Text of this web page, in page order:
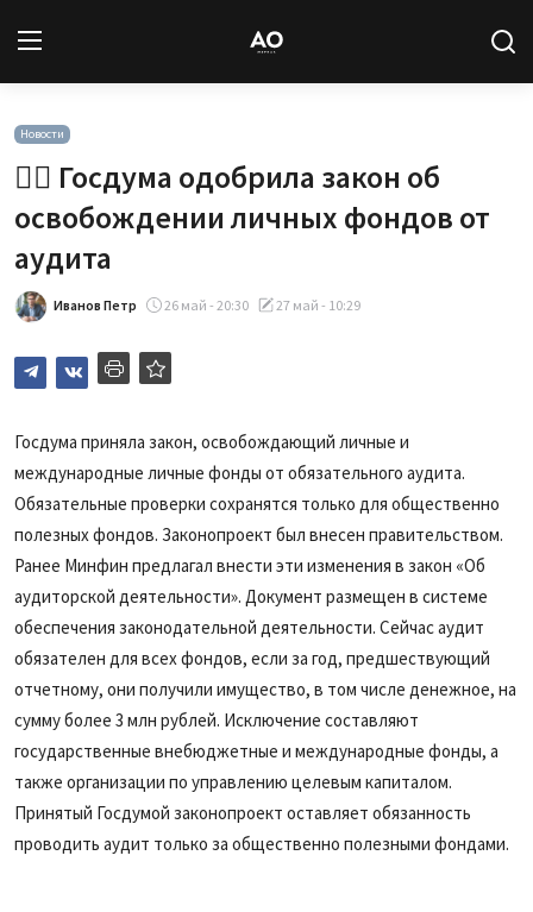
Новости
Статьи
Авторы
Архив
База знаний
Подписка
Новости
🧑‍⚖️ Госдума одобрила закон об
освобождении личных фондов от
аудита
Иванов Петр 26 май - 20:30 27 май - 10:29
Госдума приняла закон, освобождающий личные и
международные личные фонды от обязательного аудита.
Обязательные проверки сохранятся только для общественно
полезных фондов. Законопроект был внесен правительством.
Ранее Минфин предлагал внести эти изменения в закон «Об
аудиторской деятельности». Документ размещен в системе
обеспечения законодательной деятельности. Сейчас аудит
обязателен для всех фондов, если за год, предшествующий
отчетному, они получили имущество, в том числе денежное, на
сумму более 3 млн рублей. Исключение составляют
государственные внебюджетные и международные фонды, а
также организации по управлению целевым капиталом.
Принятый Госдумой законопроект оставляет обязанность
проводить аудит только за общественно полезными фондами.